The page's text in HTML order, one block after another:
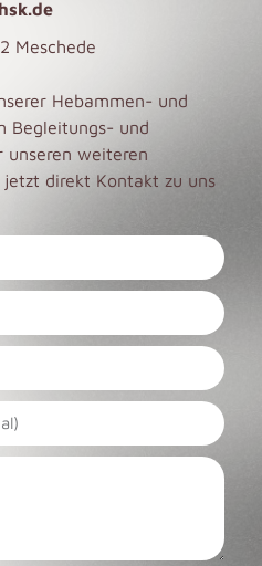
Meschede
Hebammen- und
Begleitungs- und
unseren weiteren
direkt Kontakt zu uns